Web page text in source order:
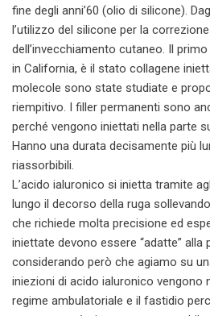
fine degli anni’60 (olio di silicone).
l’utilizzo del silicone per la
dell’invecchiamento cutaneo. Il
in California, è il stato collagene
molecole sono state studiate e
riempitivo. I filler permanenti sono
perché vengono iniettati nella parte
Hanno una durata decisamente più
riassorbibili.
L’acido ialuronico si inietta tramite
lungo il decorso della ruga
che richiede molta precisione ed
iniettate devono essere “adatte” alla
considerando però che agiamo su
iniezioni di acido ialuronico vengono
regime ambulatoriale e il fastidio